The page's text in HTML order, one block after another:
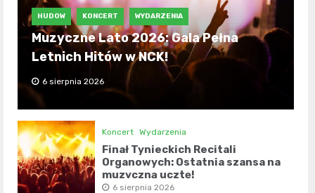
HUDOW KONCERT WYDARZENIA
Muzyczne Lato 2026: Gala Pełna
Letnich Hitów w NCK!
6 sierpnia 2026
Koncert Wydarzenia
Finał Tynieckich Recitali
Organowych: Ostatnia szansa na
muzyczną ucztę!
6 sierpnia 2026